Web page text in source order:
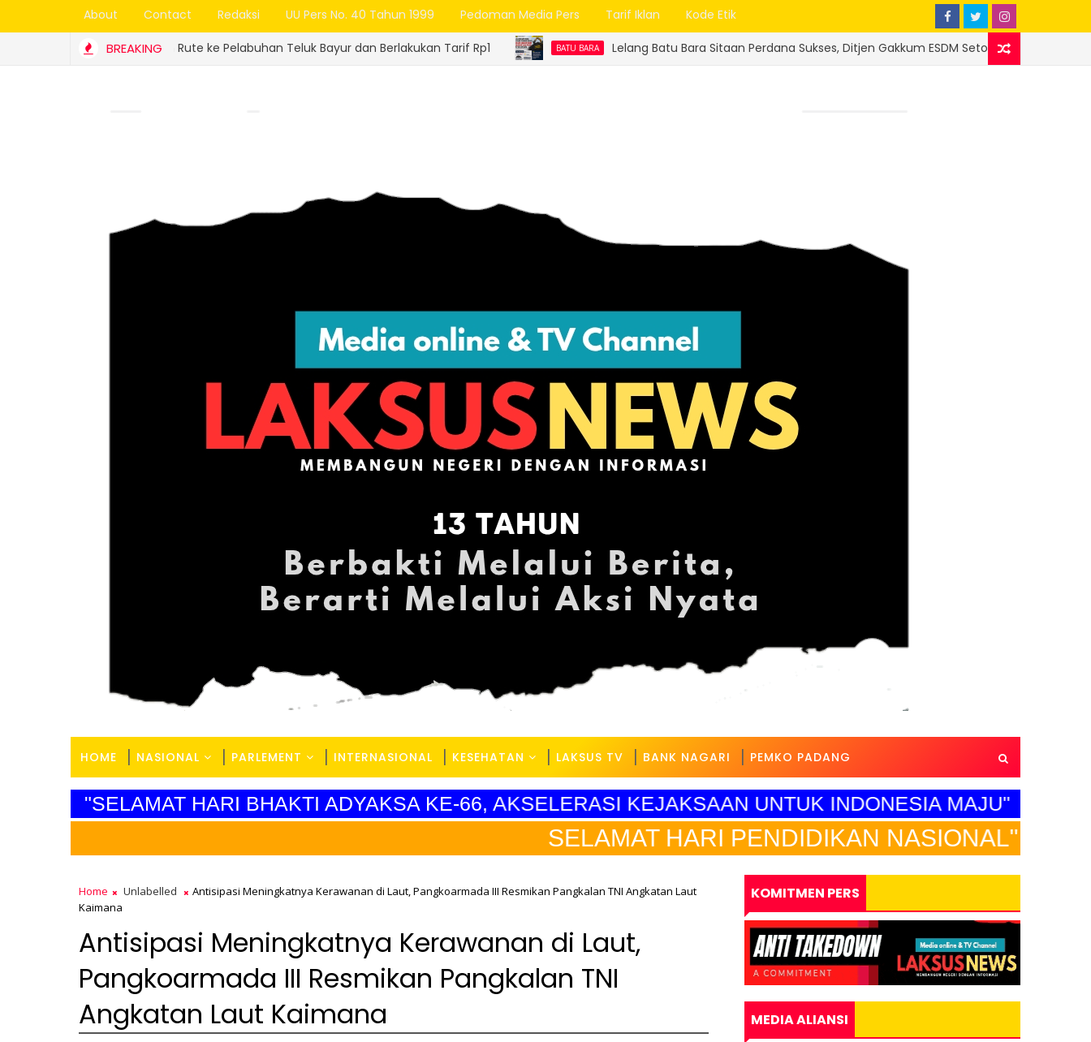
About Contact Redaksi UU Pers No. 40 Tahun 1999 Pedoman Media Pers Tarif Iklan Kode Etik
BREAKING
Padang Ubah Rute ke Pelabuhan Teluk Bayur dan Berlakukan Tarif Rp1 BATU BARA Lelang Batu Bara Sitaan Perdana Sukses, Ditjen Gakkum ESDM Setor Rp 20,9 Miliar ke Kas Negara
HOME NASIONAL PARLEMENT INTERNASIONAL KESEHATAN LAKSUS TV BANK NAGARI PEMKO PADANG
"SELAMAT HARI BHAKTI ADYAKSA KE-66, AKSELERASI KEJAKSAAN UNTUK INDONESIA MAJU"
SELAMAT HARI PENDIDIKAN NASIONAL"
Home Unlabelled
Antisipasi Meningkatnya Kerawanan di Laut, Pangkoarmada III Resmikan Pangkalan TNI Angkatan Laut
Kaimana
Antisipasi Meningkatnya Kerawanan di Laut,
Pangkoarmada III Resmikan Pangkalan TNI
Angkatan Laut Kaimana
KOMITMEN PERS
MEDIA ALIANSI